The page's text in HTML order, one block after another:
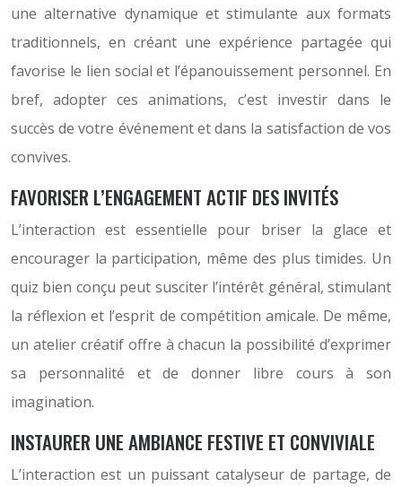
une alternative dynamique et stimulante aux formats
traditionnels, en créant une expérience partagée qui
favorise le lien social et l’épanouissement personnel. En
bref, adopter ces animations, c’est investir dans le
succès de votre événement et dans la satisfaction de vos
convives.
FAVORISER L’ENGAGEMENT ACTIF DES INVITÉS
L’interaction est essentielle pour briser la glace et
encourager la participation, même des plus timides. Un
quiz bien conçu peut susciter l’intérêt général, stimulant
la réflexion et l’esprit de compétition amicale. De même,
un atelier créatif offre à chacun la possibilité d’exprimer
sa personnalité et de donner libre cours à son
imagination.
INSTAURER UNE AMBIANCE FESTIVE ET CONVIVIALE
L’interaction est un puissant catalyseur de partage, de